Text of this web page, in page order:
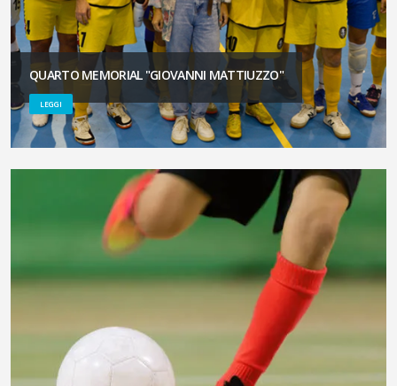
QUARTO MEMORIAL "GIOVANNI MATTIUZZO"
LEGGI